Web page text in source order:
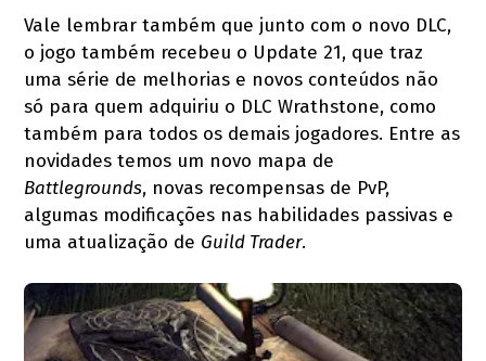
Vale lembrar também que junto com o novo DLC,
o jogo também recebeu o Update 21, que traz
uma série de melhorias e novos conteúdos não
só para quem adquiriu o DLC Wrathstone, como
também para todos os demais jogadores. Entre as
novidades temos um novo mapa de
Battlegrounds, novas recompensas de PvP,
algumas modificações nas habilidades passivas e
uma atualização de Guild Trader.